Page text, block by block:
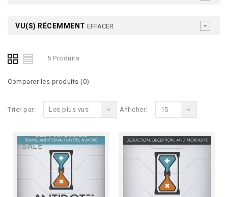
VU(S) RÉCEMMENT EFFACER
5 Produits
Comparer les produits (0)
Trier par: Les plus vus Afficher: 15
SALE